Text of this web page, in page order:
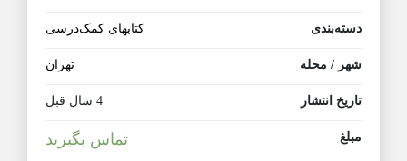
دسته‌بندی کتابهای کمک‌درسی
شهر / محله تهران
تاریخ انتشار 4 سال قبل
مبلغ تماس بگیرید